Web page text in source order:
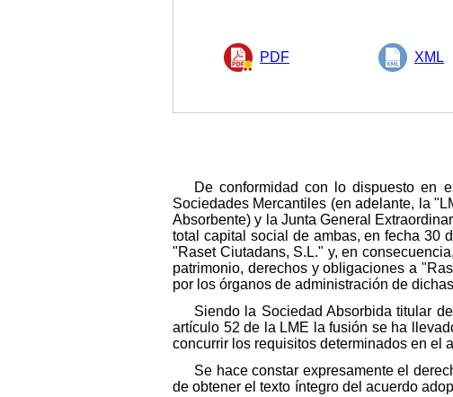
PDF XML
De conformidad con lo dispuesto en
Sociedades Mercantiles (en adelante, la
Absorbente) y la Junta General
total capital social de ambas, en fecha 30
"Raset Ciutadans, S.L." y, en
patrimonio, derechos y obligaciones a
por los órganos de administración de
Siendo la Sociedad Absorbida titular
artículo 52 de la LME la fusión se ha
concurrir los requisitos determinados en el
Se hace constar expresamente el
de obtener el texto íntegro del acuerdo